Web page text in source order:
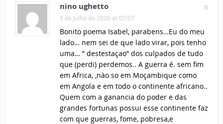
6
nino ughetto
9 de Julho de 2026 at 07:07
Bonito poema Isabel, parabens…Eu do meu
lado… nem sei de que lado virar, pois tenho
uma… ” destestaçao” dos culpados de tudo
que (perdi) perdemos.. A guerra é. sem fim
em Africa, ,nào so em Moçambique como
em Angola e em todo o continente africano..
Quem com a ganancia do poder e das
grandes fortunas possui esse continente faz
com que guerras, fome, pobresa,e